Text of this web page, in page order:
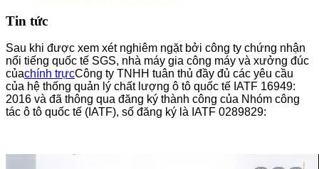
Tin tức
Sau khi được xem xét nghiêm ngặt bởi công ty chứng nhận
nổi tiếng quốc tế SGS, nhà máy gia công máy và xưởng đúc
củachính trựcCông ty TNHH tuân thủ đầy đủ các yêu cầu
của hệ thống quản lý chất lượng ô tô quốc tế IATF 16949:
2016 và đã thông qua đăng ký thành công của Nhóm công
tác ô tô quốc tế (IATF), số đăng ký là IATF 0289829: